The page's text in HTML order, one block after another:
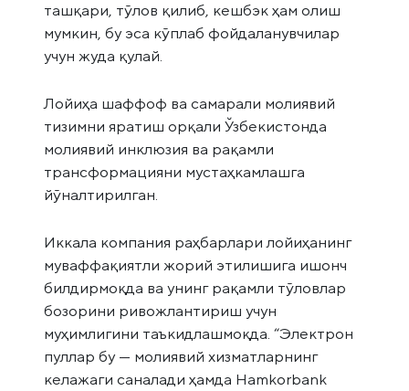
ташқари, тўлов қилиб, кешбэк ҳам олиш
мумкин, бу эса кўплаб фойдаланувчилар
учун жуда қулай.
Лойиҳа шаффоф ва самарали молиявий
тизимни яратиш орқали Ўзбекистонда
молиявий инклюзия ва рақамли
трансформацияни мустаҳкамлашга
йўналтирилган.
Иккала компания раҳбарлари лойиҳанинг
муваффақиятли жорий этилишига ишонч
билдирмоқда ва унинг рақамли тўловлар
бозорини ривожлантириш учун
муҳимлигини таъкидлашмоқда. “Электрон
пуллар бу — молиявий хизматларнинг
келажаги саналади ҳамда Hamkorbank